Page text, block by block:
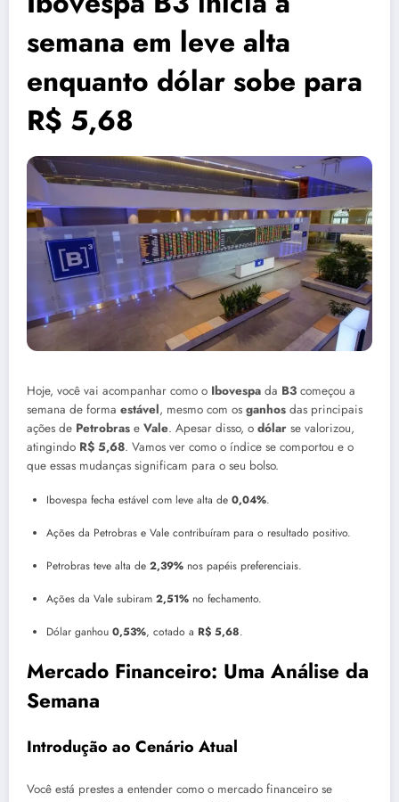
semana em leve alta
enquanto dólar sobe para
R$ 5,68
Hoje, você vai acompanhar como o Ibovespa da B3 começou a
semana de forma estável, mesmo com os ganhos das principais
ações de Petrobras e Vale. Apesar disso, o dólar se valorizou,
atingindo R$ 5,68. Vamos ver como o índice se comportou e o
que essas mudanças significam para o seu bolso.
Ibovespa fecha estável com leve alta de 0,04%.
Ações da Petrobras e Vale contribuíram para o resultado positivo.
Petrobras teve alta de 2,39% nos papéis preferenciais.
Ações da Vale subiram 2,51% no fechamento.
Dólar ganhou 0,53%, cotado a R$ 5,68.
Mercado Financeiro: Uma Análise da
Semana
Introdução ao Cenário Atual
Você está prestes a entender como o mercado financeiro se